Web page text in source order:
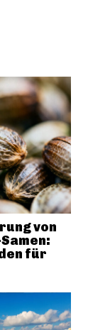
von
für